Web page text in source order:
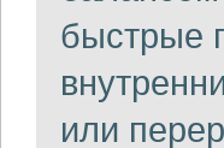
быстрые
или